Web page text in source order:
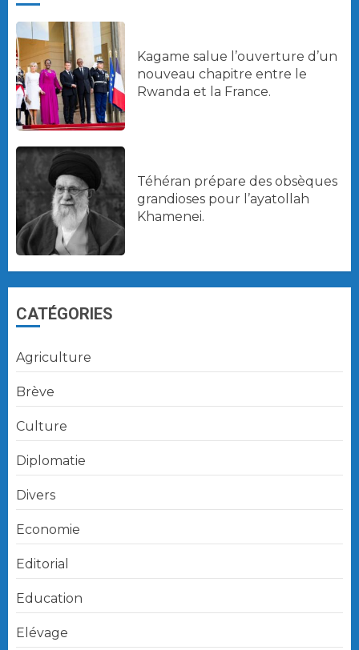
Kagame salue l’ouverture d’un
nouveau chapitre entre le
Rwanda et la France.
Téhéran prépare des obsèques
grandioses pour l’ayatollah
Khamenei.
CATÉGORIES
Agriculture
Brève
Culture
Diplomatie
Divers
Economie
Editorial
Education
Elévage